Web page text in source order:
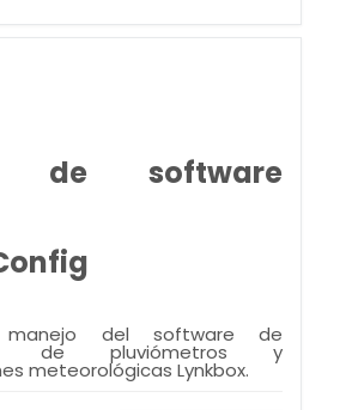
de software
del software de
de pluviómetros y
meteorológicas Lynkbox.